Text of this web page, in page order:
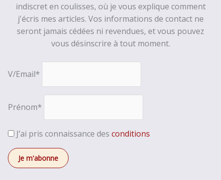
indiscret en coulisses, où je vous explique comment
j'écris mes articles. Vos informations de contact ne
seront jamais cédées ni revendues, et vous pouvez
vous désinscrire à tout moment.
V/Email*
Prénom*
J’ai pris connaissance des conditions